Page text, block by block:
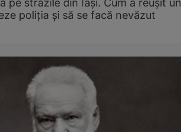
poliția și să se facă nevăzut